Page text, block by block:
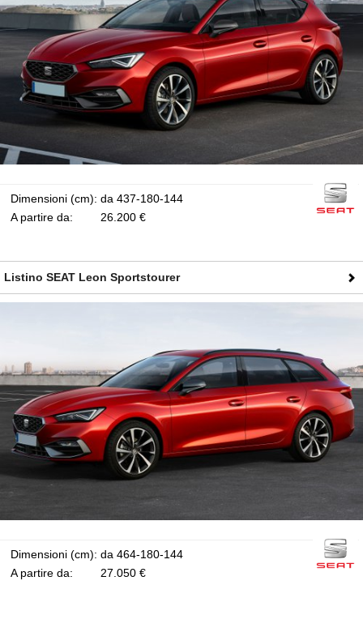
Dimensioni (cm): da 437-180-144
A partire da:
26.200 €
Listino SEAT Leon Sportstourer
Dimensioni (cm): da 464-180-144
A partire da:
27.050 €